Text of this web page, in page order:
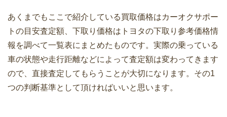
ランドクルーザー200の車買取価格と下
取り価格の一覧表
あくまでもここで紹介している買取価格はカーオクサポー
トの目安査定額、下取り価格はトヨタの下取り参考価格情
報を調べて一覧表にまとめたものです。実際の乗っている
車の状態や走行距離などによって査定額は変わってきます
ので、直接査定してもらうことが大切になります。その1
つの判断基準として頂ければいいと思います。